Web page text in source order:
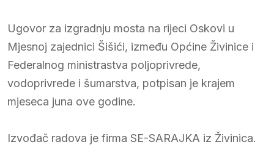
Ugovor za izgradnju mosta na rijeci Oskovi u
Mjesnoj zajednici Šišići, između Općine Živinice i
Federalnog ministrastva poljoprivrede,
vodoprivrede i šumarstva, potpisan je krajem
mjeseca juna ove godine.
Izvođač radova je firma SE-SARAJKA iz Živinica.